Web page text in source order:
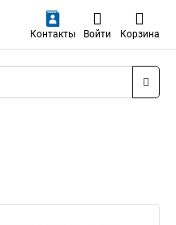
Контакты Войти Корзина